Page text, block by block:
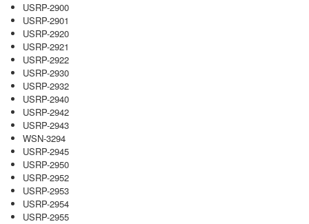
USRP-2900
USRP-2901
USRP-2920
USRP-2921
USRP-2922
USRP-2930
USRP-2932
USRP-2940
USRP-2942
USRP-2943
WSN-3294
USRP-2945
USRP-2950
USRP-2952
USRP-2953
USRP-2954
USRP-2955